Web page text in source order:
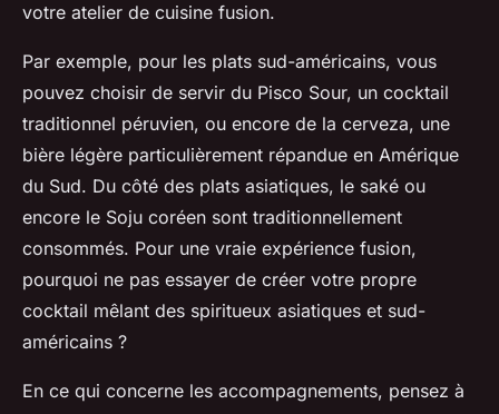
votre atelier de cuisine fusion.
Par exemple, pour les plats sud-américains, vous
pouvez choisir de servir du Pisco Sour, un cocktail
traditionnel péruvien, ou encore de la cerveza, une
bière légère particulièrement répandue en Amérique
du Sud. Du côté des plats asiatiques, le saké ou
encore le Soju coréen sont traditionnellement
consommés. Pour une vraie expérience fusion,
pourquoi ne pas essayer de créer votre propre
cocktail mêlant des spiritueux asiatiques et sud-
américains ?
En ce qui concerne les accompagnements, pensez à